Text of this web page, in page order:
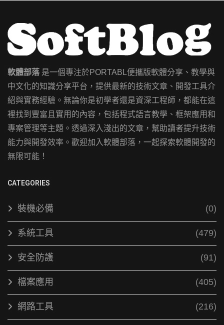
軟體部落是一個專注於PORTABL便攜版軟體分享、教學與
中文化的知識分享平台，提供最新的技術文章、開發工具介
紹與實務經驗。無論你是初學者還是資深工程師，都能在這
裡找到豐富且實用的內容，包括程式語言教學、框架應用和
專案管理等主題。透過深入淺出的文章，幫助讀者提升技術
能力與開發效率。歡迎加入軟體部落，一起探索軟體開發的
無限可能！
CATEGORIES
裝機必備 (0)
系統工具 (479)
安全防護 (91)
檔案應用 (405)
網路工具 (216)